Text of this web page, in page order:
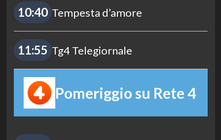
10:40 Tempesta d’amore
11:55 Tg4 Telegiornale
Pomeriggio su Rete 4